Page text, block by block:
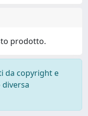
prodotto.
da copyright e